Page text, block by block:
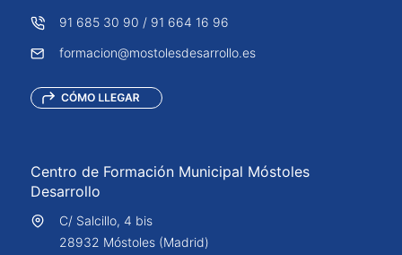
91 685 30 90 / 91 664 16 96
formacion@mostolesdesarrollo.es
Centro de Formación Municipal Móstoles
Desarrollo
C/ Salcillo, 4 bis
28932 Móstoles (Madrid)